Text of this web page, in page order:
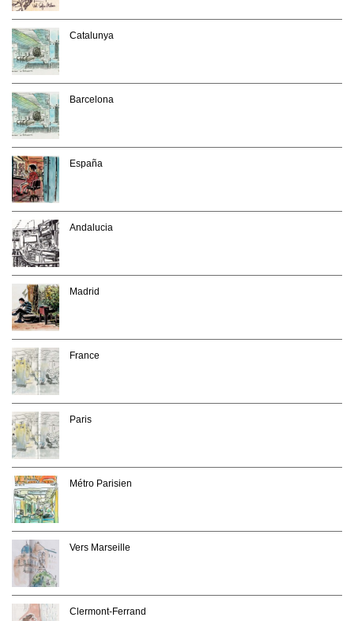
Catalunya
Barcelona
España
Andalucia
Madrid
France
Paris
Métro Parisien
Vers Marseille
Clermont-Ferrand